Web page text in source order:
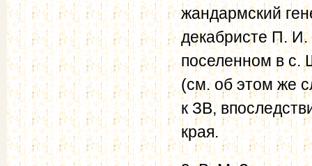
жандармский
декабристе П.
поселенном в с.
(см. об этом же
к ЗВ,
края.